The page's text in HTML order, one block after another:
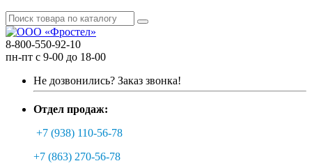
8-800-550-92-10
пн-пт с 9-00 до 18-00
Не дозвонились? Заказ звонка!
Отдел продаж:
+7 (938) 110-56-78
+7 (863) 270-56-78